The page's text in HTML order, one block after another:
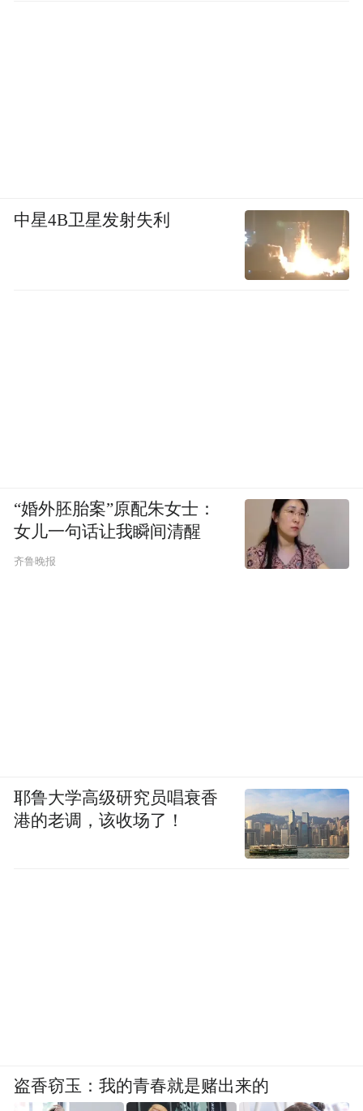
中星4B卫星发射失利
“婚外胚胎案”原配朱女士：
女儿一句话让我瞬间清醒
齐鲁晚报
耶鲁大学高级研究员唱衰香
港的老调，该收场了！
盗香窃玉：我的青春就是赌出来的